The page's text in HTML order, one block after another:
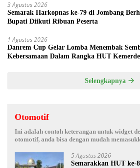
3 Agustus 2026
Semarak Harkopnas ke-79 di Jombang
Bupati Diikuti Ribuan Peserta
1 Agustus 2026
Danrem Cup Gelar Lomba Menembak
Kebersamaan Dalam Rangka HUT
Selengkapnya
Otomotif
Ini adalah contoh keterangan untuk widget
otomotif, anda bisa dengan mudah
5 Agustus 2026
Semarakkan HUT ke-